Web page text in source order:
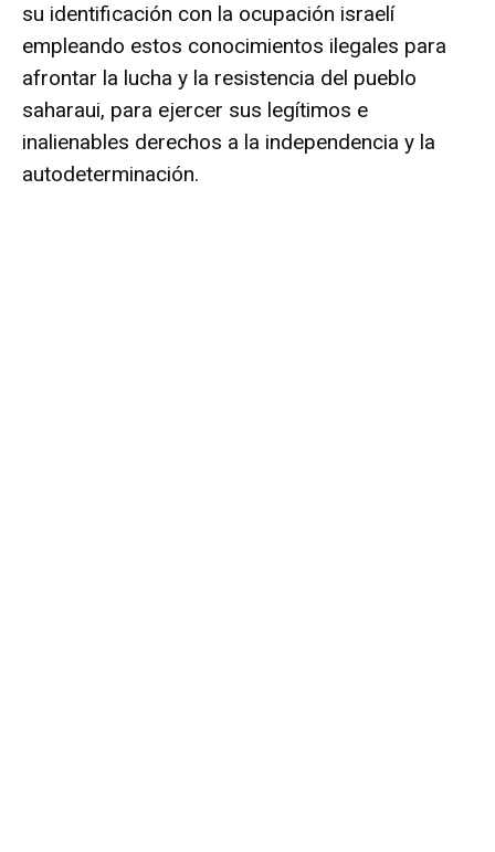
su identificación con la ocupación israelí
empleando estos conocimientos ilegales para
afrontar la lucha y la resistencia del pueblo
saharaui, para ejercer sus legítimos e
inalienables derechos a la independencia y la
autodeterminación.